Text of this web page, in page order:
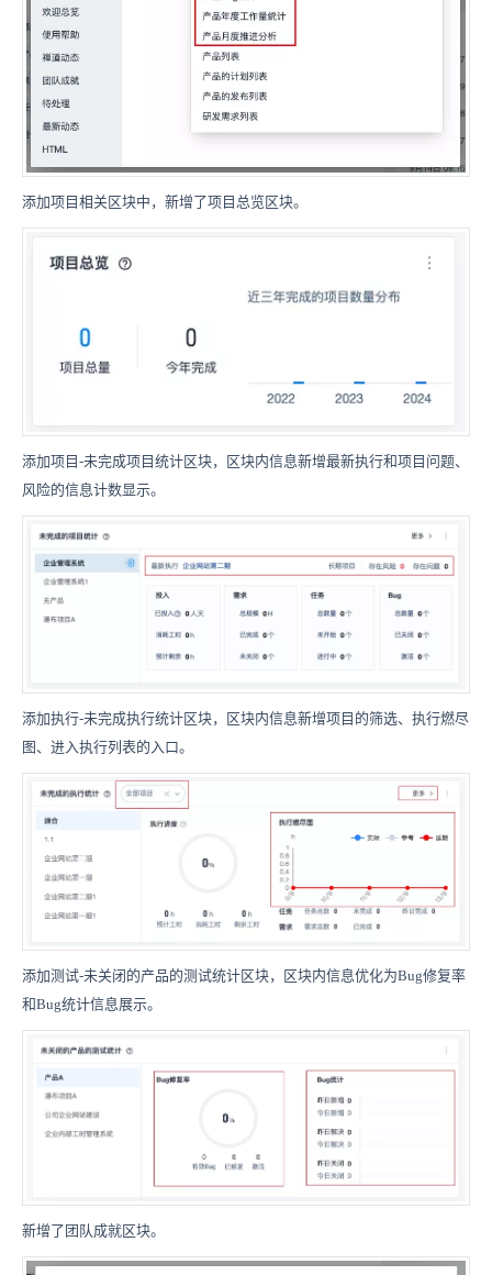
添加项目相关区块中，新增了项目总览区块。
添加项目-未完成项目统计区块，区块内信息新增最新执行和项目问题、
风险的信息计数显示。
添加执行-未完成执行统计区块，区块内信息新增项目的筛选、执行燃尽
图、进入执行列表的入口。
添加测试-未关闭的产品的测试统计区块，区块内信息优化为Bug修复率
和Bug统计信息展示。
新增了团队成就区块。